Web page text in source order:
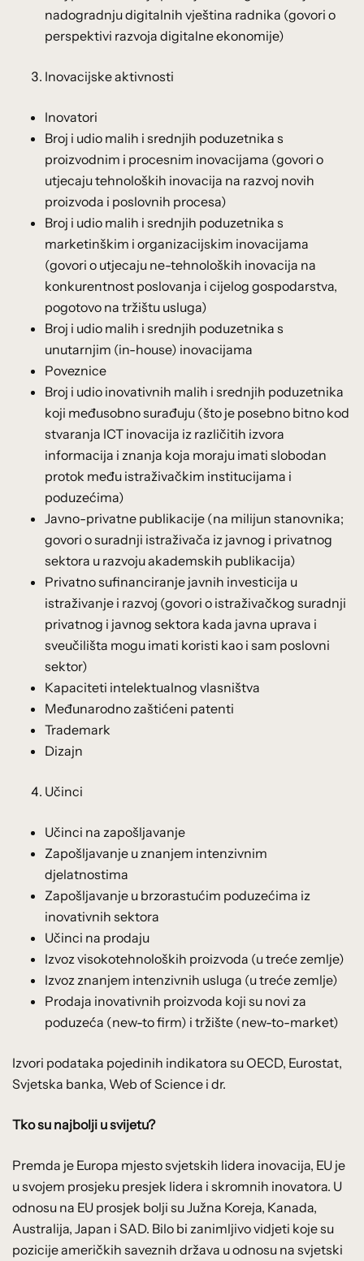
nadogradnju digitalnih vještina radnika (govori o
perspektivi razvoja digitalne ekonomije)
Inovacijske aktivnosti
Inovatori
Broj i udio malih i srednjih poduzetnika s
proizvodnim i procesnim inovacijama (govori o
utjecaju tehnoloških inovacija na razvoj novih
proizvoda i poslovnih procesa)
Broj i udio malih i srednjih poduzetnika s
marketinškim i organizacijskim inovacijama
(govori o utjecaju ne-tehnoloških inovacija na
konkurentnost poslovanja i cijelog gospodarstva,
pogotovo na tržištu usluga)
Broj i udio malih i srednjih poduzetnika s
unutarnjim (in-house) inovacijama
Poveznice
Broj i udio inovativnih malih i srednjih poduzetnika
koji međusobno surađuju (što je posebno bitno kod
stvaranja ICT inovacija iz različitih izvora
informacija i znanja koja moraju imati slobodan
protok među istraživačkim institucijama i
poduzećima)
Javno-privatne publikacije (na milijun stanovnika;
govori o suradnji istraživača iz javnog i privatnog
sektora u razvoju akademskih publikacija)
Privatno sufinanciranje javnih investicija u
istraživanje i razvoj (govori o istraživačkog suradnji
privatnog i javnog sektora kada javna uprava i
sveučilišta mogu imati koristi kao i sam poslovni
sektor)
Kapaciteti intelektualnog vlasništva
Međunarodno zaštićeni patenti
Trademark
Dizajn
Učinci
Učinci na zapošljavanje
Zapošljavanje u znanjem intenzivnim
djelatnostima
Zapošljavanje u brzorastućim poduzećima iz
inovativnih sektora
Učinci na prodaju
Izvoz visokotehnoloških proizvoda (u treće zemlje)
Izvoz znanjem intenzivnih usluga (u treće zemlje)
Prodaja inovativnih proizvoda koji su novi za
poduzeća (new-to firm) i tržište (new-to-market)
Izvori podataka pojedinih indikatora su OECD, Eurostat,
Svjetska banka, Web of Science i dr.
Tko su najbolji u svijetu?
Premda je Europa mjesto svjetskih lidera inovacija, EU je
u svojem prosjeku presjek lidera i skromnih inovatora. U
odnosu na EU prosjek bolji su Južna Koreja, Kanada,
Australija, Japan i SAD. Bilo bi zanimljivo vidjeti koje su
pozicije američkih saveznih država u odnosu na svjetski